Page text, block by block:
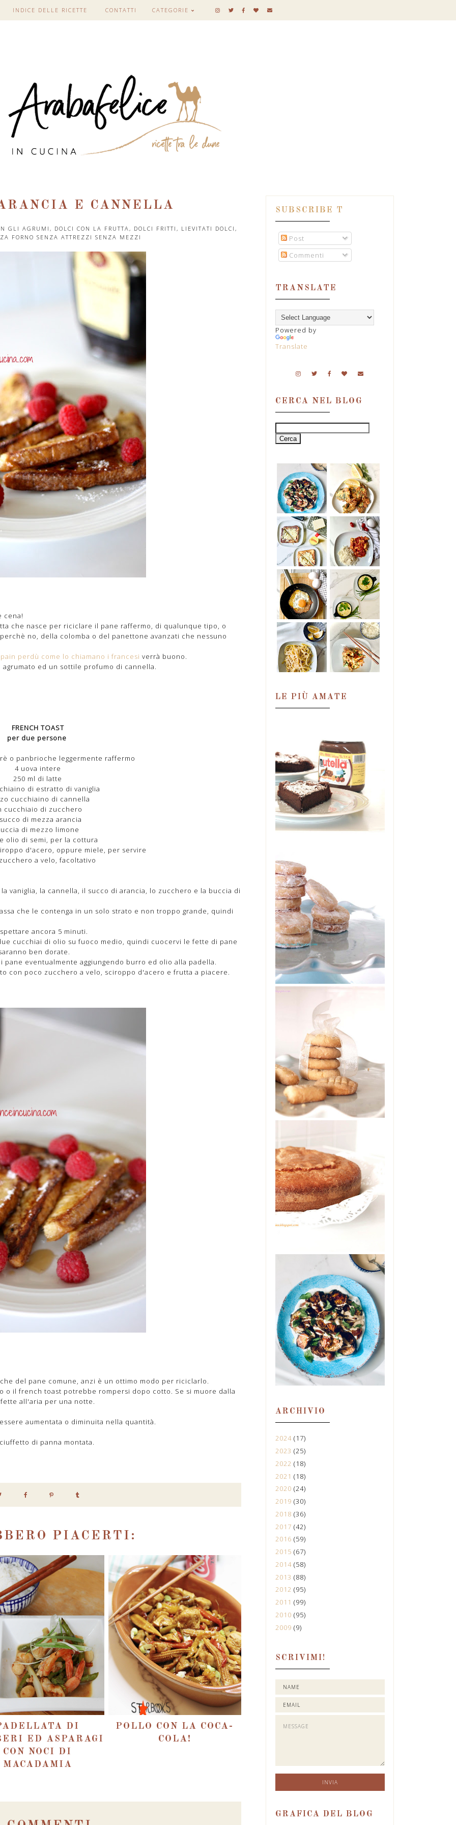
INDICE DELLE RICETTE CONTATTI CATEGORIE
E CANNELLA
GLI AGRUMI , DOLCI CON LA FRUTTA , DOLCI FRITTI , LIEVITATI DOLCI ,
FORNO SENZA ATTREZZI SENZA MEZZI
cena!
che nasce per riciclare il pane raffermo, di qualunque tipo, o
no, della colomba o del panettone avanzati che nessuno
perdù come lo chiamano i francesi verrà buono.
ed un sottile profumo di cannella.
FRENCH TOAST
per due persone
o panbrioche leggermente raffermo
4 uova intere
250 ml di latte
di estratto di vaniglia
cucchiaino di cannella
cucchiaio di zucchero
di mezza arancia
di mezzo limone
olio di semi, per la cottura
d'acero, oppure miele, per servire
a velo, facoltativo
vaniglia, la cannella, il succo di arancia, lo zucchero e la buccia di
che le contenga in un solo strato e non troppo grande, quindi
ancora 5 minuti.
cucchiai di olio su fuoco medio, quindi cuocervi le fette di pane
ben dorate.
eventualmente aggiungendo burro ed olio alla padella.
con poco zucchero a velo, sciroppo d'acero e frutta a piacere.
del pane comune, anzi è un ottimo modo per riciclarlo.
o il french toast potrebbe rompersi dopo cotto. Se si muore dalla
all'aria per una notte.
aumentata o diminuita nella quantità.
di panna montata.
PIACERTI:
DI
ED ASPARAGI
CON NOCI DI
MACADAMIA
POLLO CON LA COCA-
COLA!
SUBSCRIBE T
Post
Commenti
TRANSLATE
Powered by
Translate
CERCA NEL BLOG
LE PIÙ AMATE
TORTA MAGICA
ALLA NUTELLA,
IN DUE
INGREDIENTI!
Una condanna. Una
perdizione. Una droga.
Un'ossessione. Tutte in quel
barattolo. E se ne ...
LEMON
MELTAWAYS
Una scusa. Una stupidissima
scusa. Era tutto quello che mi
serviva per derogare alla
ferrea re...
BISCOTTI DI
MAIONESE
No, non sono impazzita. Non
ho preso troppo sole senza
cappello, ne' troppo caldo in
giardino. Non s...
TORTA ALLO
YOGURT DI
MAMMA
Oggi è il mio compleanno. Ma
non starò a farvi vedere il
cheesecake che è in frigo
pronto per stase...
INSALATA DI
ELANZANE CON
DATTERI,
YOGURT E
TAHINI
Ci si può innamorare di una
insalata di melanzane?
Ebbene, provate questa e mi
saprete dire. Glute...
ARCHIVIO
2024 (17)
2023 (25)
2022 (18)
2021 (18)
2020 (24)
2019 (30)
2018 (36)
2017 (42)
2016 (59)
2015 (67)
2014 (58)
2013 (88)
2012 (95)
2011 (99)
2010 (95)
2009 (9)
SCRIVIMI!
GRAFICA DEL BLOG